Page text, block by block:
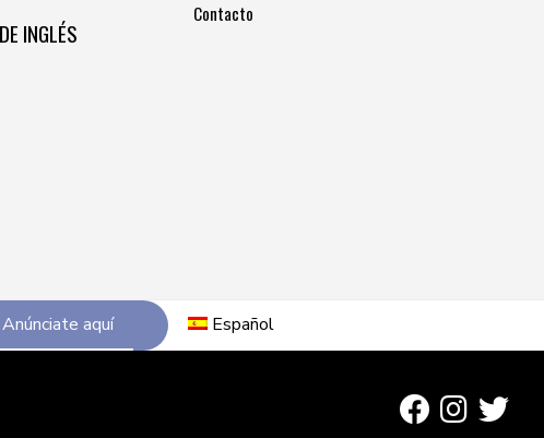
INGLÉS
Contacto
Anúnciate aquí Español